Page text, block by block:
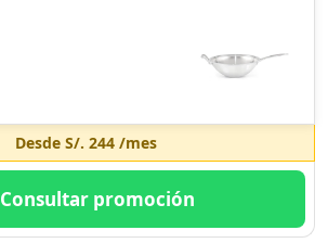
Desde S/. 244/mes
Consultar promoción